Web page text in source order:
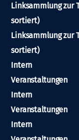
Linksammlung zur
sortiert)
Linksammlung zur
sortiert)
Intern
Veranstaltungen
Intern
Veranstaltungen
Intern